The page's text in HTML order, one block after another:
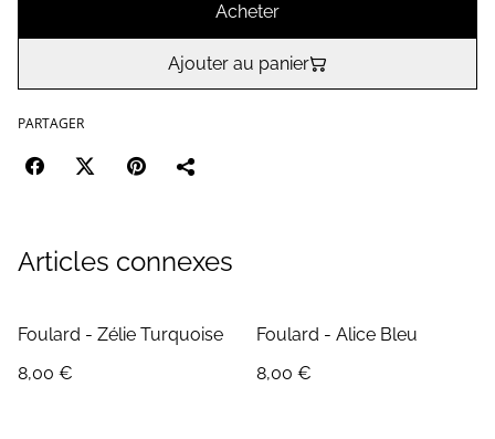
Acheter
Ajouter au panier
PARTAGER
Articles connexes
Foulard - Zélie Turquoise
8,00 €
Foulard - Alice Bleu
8,00 €